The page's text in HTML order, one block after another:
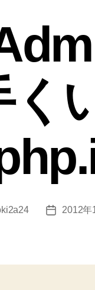
く
投
2012年